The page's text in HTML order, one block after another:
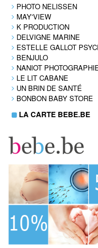
PHOTO NELISSEN
MAY'VIEW
K PRODUCTION
DELVIGNE MARINE
ESTELLE GALLOT
BENJULO
NANIOT
LE LIT CABANE
UN BRIN DE SANTÉ
BONBON BABY STORE
LA CARTE BEBE.BE